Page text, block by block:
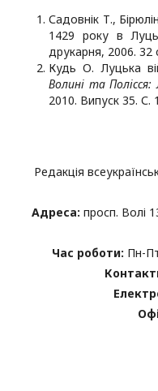
Садовнік Т.,
1429 року в
друкарня, 2006. 32
Кудь О. Луцька
Волині та Полісся:
2010. Випуск 35. С.
Редакція
Адреса: просп. Волі
Час роботи: Пн-